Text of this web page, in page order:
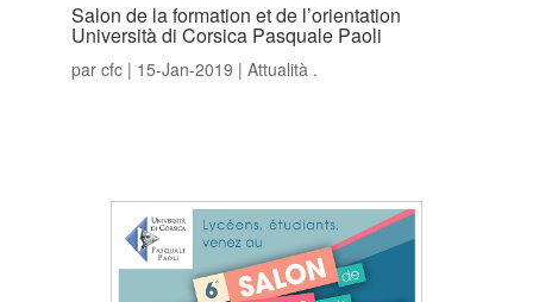
Salon de la formation et de l’orientation
Università di Corsica Pasquale Paoli
par cfc| 15-Jan-2019 | Attualità .